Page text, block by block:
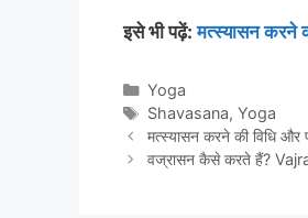
इसे भी पढ़ें:मत्स्यासन करने
Categories
Yoga
Tags
Shavasana, Yoga
मत्स्यासन करने की विधि
वज्रासन कैसे करते हैं?